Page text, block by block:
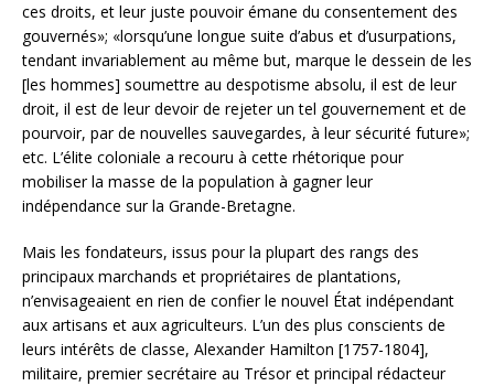
ces droits, et leur juste pouvoir émane du consentement des
gouvernés»; «lorsqu’une longue suite d’abus et d’usurpations,
tendant invariablement au même but, marque le dessein de les
[les hommes] soumettre au despotisme absolu, il est de leur
droit, il est de leur devoir de rejeter un tel gouvernement et de
pourvoir, par de nouvelles sauvegardes, à leur sécurité future»;
etc. L’élite coloniale a recouru à cette rhétorique pour
mobiliser la masse de la population à gagner leur
indépendance sur la Grande-Bretagne.
Mais les fondateurs, issus pour la plupart des rangs des
principaux marchands et propriétaires de plantations,
n’envisageaient en rien de confier le nouvel État indépendant
aux artisans et aux agriculteurs. L’un des plus conscients de
leurs intérêts de classe, Alexander Hamilton [1757-1804],
militaire, premier secrétaire au Trésor et principal rédacteur